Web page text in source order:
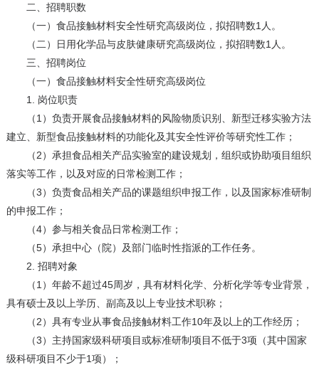
二、招聘职数
（一）食品接触材料安全性研究高级岗位，拟招聘数1人。
（二）日用化学品与皮肤健康研究高级岗位，拟招聘数1人。
三、招聘岗位
（一）食品接触材料安全性研究高级岗位
1. 岗位职责
（1）负责开展食品接触材料的风险物质识别、新型迁移实验方法
建立、新型食品接触材料的功能化及其安全性评价等研究性工作；
（2）承担食品相关产品实验室的建设规划，组织或协助项目组织
落实等工作，以及对应的日常检测工作；
（3）负责食品相关产品的课题组织申报工作，以及国家标准研制
的申报工作；
（4）参与相关食品日常检测工作；
（5）承担中心（院）及部门临时性指派的工作任务。
2. 招聘对象
（1）年龄不超过45周岁，具有材料化学、分析化学等专业背景，
具有硕士及以上学历、副高及以上专业技术职称；
（2）具有专业从事食品接触材料工作10年及以上的工作经历；
（3）主持国家级科研项目或标准研制项目不低于3项（其中国家
级科研项目不少于1项）；